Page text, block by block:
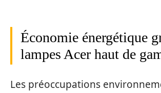
Économie énergétique
lampes Acer haut de
Les préoccupations